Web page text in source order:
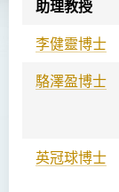
助理教授
李健靈博士
駱澤盈博士
英冠球博士